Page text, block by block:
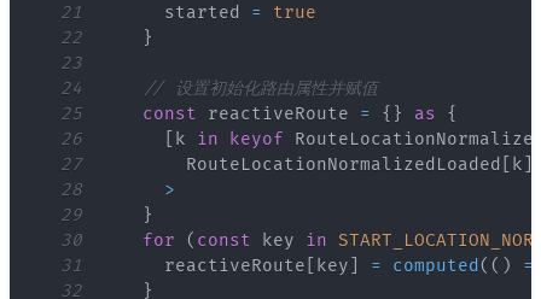
21
      started
=
true
22
}
23
24
// 设置初始化路由属性并赋值
25
const reactiveRoute = { } as
{
26
k in keyof
27
RouteLocationNormalizedLoaded k
28
>
29
}
30
for ( const key in
31
      reactiveRoute
key = computed ( ( )
32
}